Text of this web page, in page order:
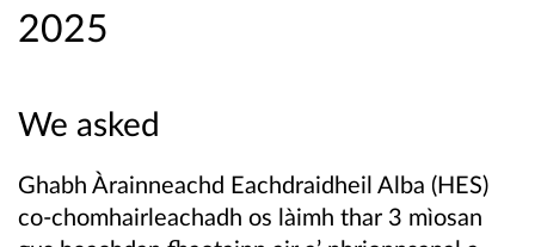
2025
We asked
Ghabh Àrainneachd Eachdraidheil Alba (HES)
co-chomhairleachadh os làimh thar 3 mìosan